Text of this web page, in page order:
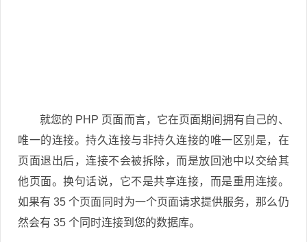
就您的 PHP 页面而言，它在页面期间拥有自己的、
唯一的连接。持久连接与非持久连接的唯一区别是，在
页面退出后，连接不会被拆除，而是放回池中以交给其
他页面。换句话说，它不是共享连接，而是重用连接。
如果有 35 个页面同时为一个页面请求提供服务，那么仍
然会有 35 个同时连接到您的数据库。